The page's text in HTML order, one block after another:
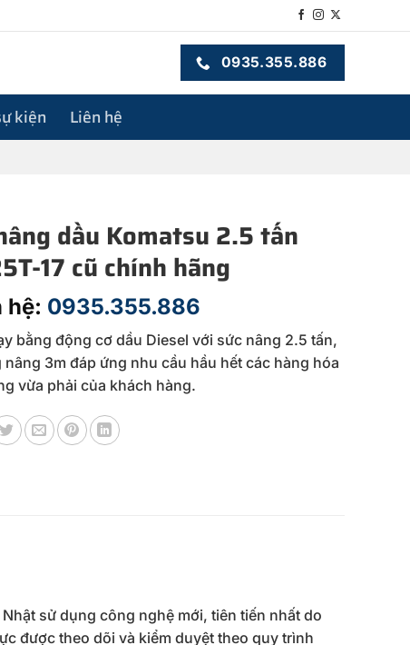
0935.355.886
kiện Liên hệ
dầu Komatsu 2.5 tấn
17 cũ chính hãng
hệ: 0935.355.886
bằng động cơ dầu Diesel với sức nâng 2.5 tấn,
nâng 3m đáp ứng nhu cầu hầu hết các hàng hóa
vừa phải của khách hàng.
sử dụng công nghệ mới, tiên tiến nhất do
được theo dõi và kiểm duyệt theo quy trình